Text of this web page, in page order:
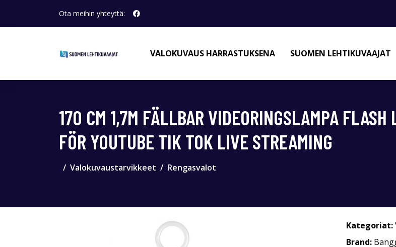
Ota meihin yhteyttä:
VALOKUVAUS HARRASTUKSENA SUOMEN LEHTIKUVAAJAT
170 CM 1,7M FÄLLBAR VIDEORINGSLAMPA
FÖR YOUTUBE TIK TOK LIVE STREAMING
Valokuvaustarvikkeet Rengasvalot
Kategoriat:
Brand: